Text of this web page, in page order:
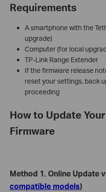
Requirements
A smartphone with the
upgrade)
Computer (for local
TP-Link Range Extender
If the firmware release
reset your settings, back
proceeding
How to Update
Firmware
Method 1. Online Update
compatible models)